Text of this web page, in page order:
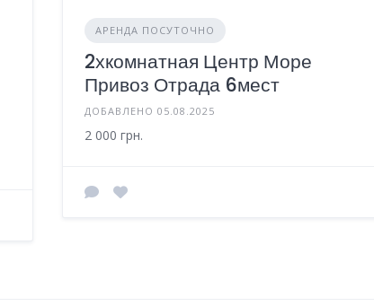
АРЕНДА ПОСУТОЧНО
2хкомнатная Центр Море
Привоз Отрада 6мест
ДОБАВЛЕНО 05.08.2025
2 000 грн.